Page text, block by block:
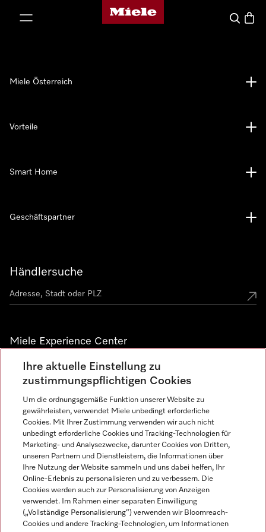
Miele-Homepage
Suche
Händlersuche
Miele Experience Center
Alle Miele Experience Center anzeigen
Newsletter
Miele Österreich
Vorteile
Smart Home
Geschäftspartner
Miele auf Instagram
Miele auf Facebook
Miele auf Youtube
Ihre aktuelle Einstellung zu
zustimmungspflichtigen Cookies
Um die ordnungsgemäße Funktion unserer Website zu
gewährleisten, verwendet Miele unbedingt erforderliche
Cookies. Mit Ihrer Zustimmung verwenden wir auch nicht
unbedingt erforderliche Cookies und Tracking-Technologien für
Marketing- und Analysezwecke, darunter Cookies von Dritten,
unseren Partnern und Dienstleistern, die Informationen über
Ihre Nutzung der Website sammeln und uns dabei helfen, Ihr
Online-Erlebnis zu personalisieren und zu verbessern. Die
Cookies werden auch zur Personalisierung von Anzeigen
verwendet. Im Rahmen einer separaten Einwilligung
(„Vollständige Personalisierung“) verwenden wir Bloomreach-
Cookies und andere Tracking-Technologien, um Informationen